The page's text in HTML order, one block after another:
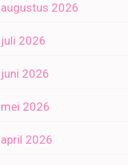
augustus 2026
juli 2026
juni 2026
mei 2026
april 2026